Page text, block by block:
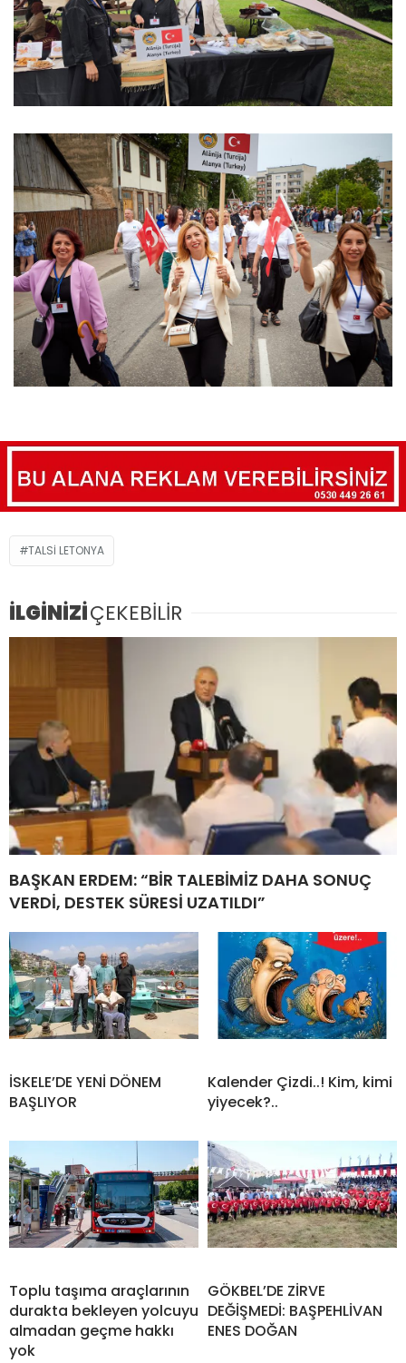
TALSI LETONYA
İLGİNİZİÇEKEBİLİR
BAŞKAN ERDEM: “BİR TALEBİMİZ DAHA SONUÇ
VERDİ, DESTEK SÜRESİ UZATILDI”
İSKELE’DE YENİ DÖNEM
BAŞLIYOR
Kalender Çizdi..! Kim, kimi
yiyecek?..
Toplu taşıma araçlarının
durakta bekleyen yolcuyu
almadan geçme hakkı
yok
GÖKBEL’DE ZİRVE
DEĞİŞMEDİ: BAŞPEHLİVAN
ENES DOĞAN